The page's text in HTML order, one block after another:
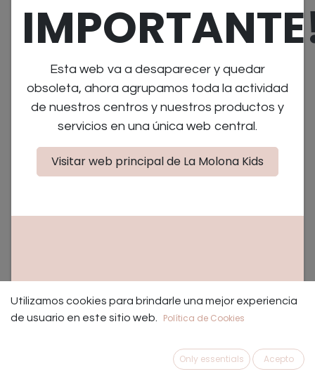
Con este súper pack de tizas de colores los niños
Esta web va a desaparecer y quedar
obsoleta, ahora agrupamos toda la actividad
de nuestros centros y nuestros productos y
servicios en una única web central.
Visitar web principal de La Molona Kids
Utilizamos cookies para brindarle una mejor experiencia
de usuario en este sitio web.
Política de Cookies
Only essentials Acepto